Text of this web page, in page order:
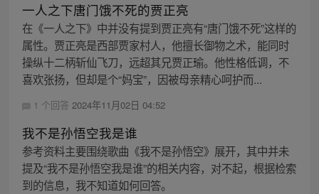
一人之下唐门饿不死的贾正亮
在《一人之下》中并没有提到贾正亮有“唐门饿不死”这样的
属性。贾正亮是西部贾家村人，他擅长御物之术，能同时
操纵十二柄斩仙飞刀，远超其兄贾正瑜。他性格低调，不
喜欢张扬，但却是个“妈宝”，因被母亲精心呵护而...
1 个回答 2024年11月02日 04:52
我不是孙悟空我是谁
参考资料主要围绕歌曲《我不是孙悟空》展开，其中并未
提及“我不是孙悟空我是谁”的相关内容，对不起，根据检索
到的信息，我不知道如何回答。